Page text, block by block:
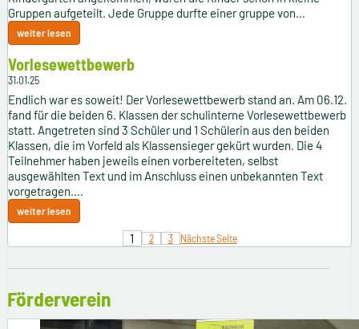
Gruppen aufgeteilt. Jede Gruppe durfte einer gruppe von…
weiter lesen
Vorlesewettbewerb
31.01.25
Endlich war es soweit! Der Vorlesewettbewerb stand an. Am 06.12.
fand für die beiden 6. Klassen der schulinterne Vorlesewettbewerb
statt. Angetreten sind 3 Schüler und 1 Schülerin aus den beiden
Klassen, die im Vorfeld als Klassensieger gekürt wurden. Die 4
Teilnehmer haben jeweils einen vorbereiteten, selbst
ausgewählten Text und im Anschluss einen unbekannten Text
vorgetragen.…
weiter lesen
1 2 3 Nächste Seite
Förderverein